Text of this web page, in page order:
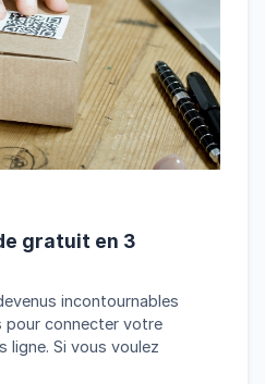
gratuit en 3
incontournables
pour connecter votre
ligne. Si vous voulez